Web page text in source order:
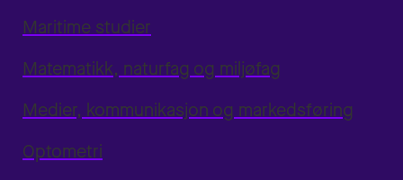
Maritime studier
Matematikk, naturfag og miljøfag
Medier, kommunikasjon og markedsføring
Optometri